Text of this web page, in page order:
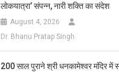
लोकयात्रा’ संपन्न, नारी शक्ति का संदेश
August 4, 2026
Dr. Bhanu Pratap Singh
200 साल पुराने श्री धनकामेश्वर मंदिर में